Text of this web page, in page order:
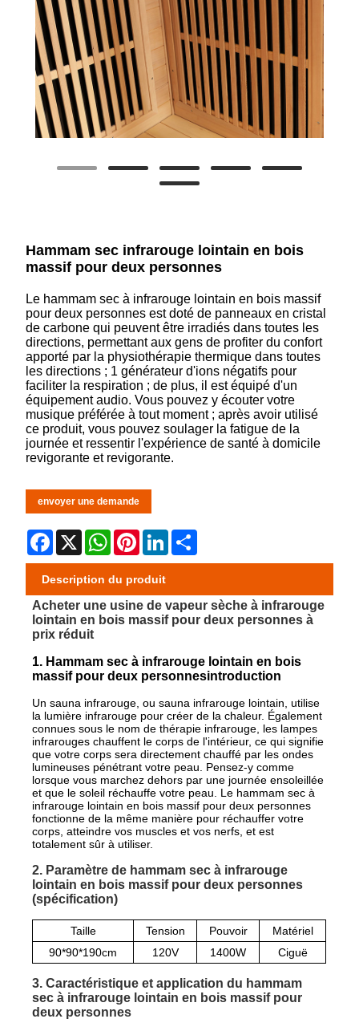
Hammam sec infrarouge lointain en bois
massif pour deux personnes
Le hammam sec à infrarouge lointain en bois massif
pour deux personnes est doté de panneaux en cristal
de carbone qui peuvent être irradiés dans toutes les
directions, permettant aux gens de profiter du confort
apporté par la physiothérapie thermique dans toutes
les directions ; 1 générateur d'ions négatifs pour
faciliter la respiration ; de plus, il est équipé d'un
équipement audio. Vous pouvez y écouter votre
musique préférée à tout moment ; après avoir utilisé
ce produit, vous pouvez soulager la fatigue de la
journée et ressentir l'expérience de santé à domicile
revigorante et revigorante.
envoyer une demande
Facebook
X WhatsApp
PinterestLinkedIn
Description du produit
Acheter une usine de vapeur sèche à infrarouge
lointain en bois massif pour deux personnes à
prix réduit
1. Hammam sec à infrarouge lointain en bois
massif pour deux personnesintroduction
Un sauna infrarouge, ou sauna infrarouge lointain, utilise
la lumière infrarouge pour créer de la chaleur. Également
connues sous le nom de thérapie infrarouge, les lampes
infrarouges chauffent le corps de l'intérieur, ce qui signifie
que votre corps sera directement chauffé par les ondes
lumineuses pénétrant votre peau. Pensez-y comme
lorsque vous marchez dehors par une journée ensoleillée
et que le soleil réchauffe votre peau. Le hammam sec à
infrarouge lointain en bois massif pour deux personnes
fonctionne de la même manière pour réchauffer votre
corps, atteindre vos muscles et vos nerfs, et est
totalement sûr à utiliser.
2. Paramètre de hammam sec à infrarouge
lointain en bois massif pour deux personnes
(spécification)
Taille Tension Pouvoir
Matériel
90*90*190cm
120V 1400W Ciguë
3. Caractéristique et application du hammam
sec à infrarouge lointain en bois massif pour
deux personnes